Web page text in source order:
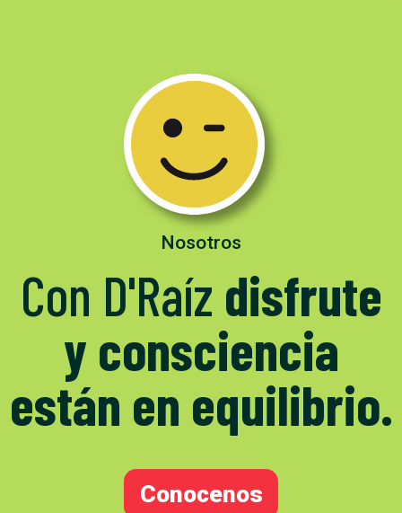
Nosotros
Con D'Raíz disfrute
y consciencia
están en equilibrio.
Conocenos